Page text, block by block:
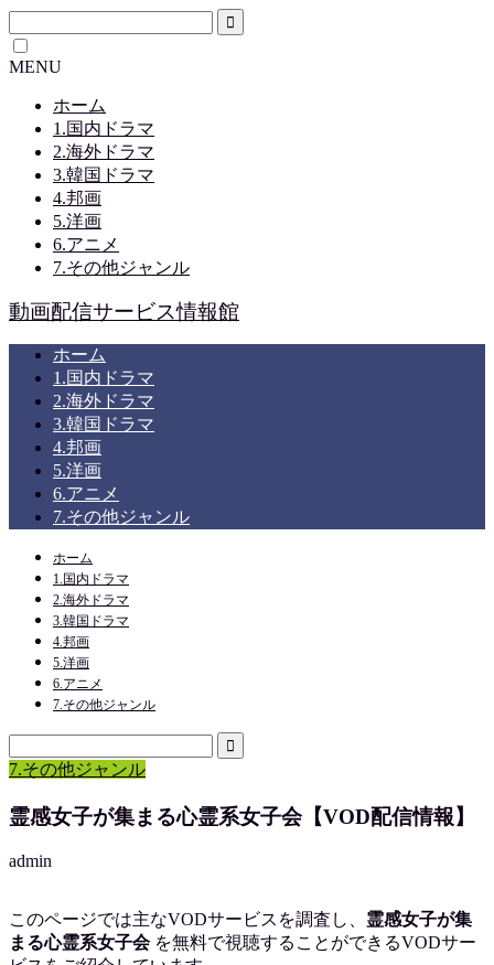
MENU
ホーム
1.国内ドラマ
2.海外ドラマ
3.韓国ドラマ
4.邦画
5.洋画
6.アニメ
7.その他ジャンル
動画配信サービス情報館
ホーム
1.国内ドラマ
2.海外ドラマ
3.韓国ドラマ
4.邦画
5.洋画
6.アニメ
7.その他ジャンル
ホーム
1.国内ドラマ
2.海外ドラマ
3.韓国ドラマ
4.邦画
5.洋画
6.アニメ
7.その他ジャンル
7.その他ジャンル
霊感女子が集まる心霊系女子会【VOD配信情報】
admin
このページでは主なVODサービスを調査し、 霊感女子が集
まる心霊系女子会を無料で視聴することができるVODサー